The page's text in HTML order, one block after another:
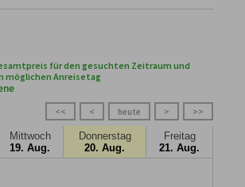
für den gesuchten Zeitraum und
möglichen Anreisetag
>>
>
heute
<
<<
Mittwoch
19. Aug.
Donnerstag
20. Aug.
Freitag
21. Aug.